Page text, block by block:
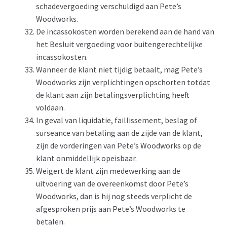
schadevergoeding verschuldigd aan Pete’s
Woodworks.
De incassokosten worden berekend aan de hand van
het Besluit vergoeding voor buitengerechtelijke
incassokosten.
Wanneer de klant niet tijdig betaalt, mag Pete’s
Woodworks zijn verplichtingen opschorten totdat
de klant aan zijn betalingsverplichting heeft
voldaan.
In geval van liquidatie, faillissement, beslag of
surseance van betaling aan de zijde van de klant,
zijn de vorderingen van Pete’s Woodworks op de
klant onmiddellijk opeisbaar.
Weigert de klant zijn medewerking aan de
uitvoering van de overeenkomst door Pete’s
Woodworks, dan is hij nog steeds verplicht de
afgesproken prijs aan Pete’s Woodworks te
betalen.